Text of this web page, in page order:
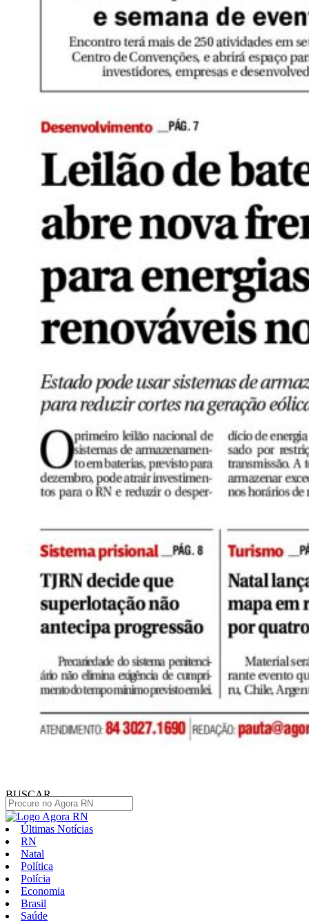
BUSCAR
Últimas Notícias
RN
Natal
Política
Polícia
Economia
Brasil
Saúde